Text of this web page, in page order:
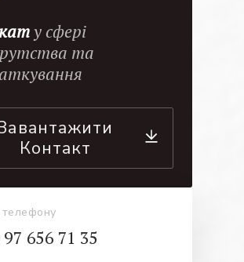
у сфері
та
Контакт
656 71 35